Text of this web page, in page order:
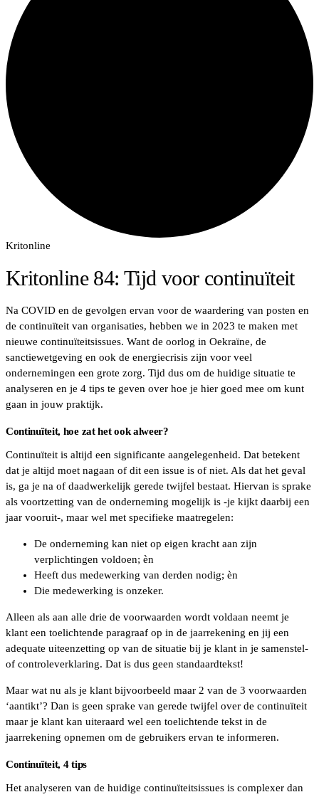
Kritonline
Kritonline 84: Tijd voor continuïteit
Na COVID en de gevolgen ervan voor de waardering van posten en
de continuïteit van organisaties, hebben we in 2023 te maken met
nieuwe continuïteitsissues. Want de oorlog in Oekraïne, de
sanctiewetgeving en ook de energiecrisis zijn voor veel
ondernemingen een grote zorg. Tijd dus om de huidige situatie te
analyseren en je 4 tips te geven over hoe je hier goed mee om kunt
gaan in jouw praktijk.
Continuïteit, hoe zat het ook alweer?
Continuïteit is altijd een significante aangelegenheid. Dat betekent
dat je altijd moet nagaan of dit een issue is of niet. Als dat het geval
is, ga je na of daadwerkelijk gerede twijfel bestaat. Hiervan is sprake
als voortzetting van de onderneming mogelijk is -je kijkt daarbij een
jaar vooruit-, maar wel met specifieke maatregelen:
De onderneming kan niet op eigen kracht aan zijn
verplichtingen voldoen; èn
Heeft dus medewerking van derden nodig; èn
Die medewerking is onzeker.
Alleen als aan alle drie de voorwaarden wordt voldaan neemt je
klant een toelichtende paragraaf op in de jaarrekening en jij een
adequate uiteenzetting op van de situatie bij je klant in je samenstel-
of controleverklaring. Dat is dus geen standaardtekst!
Maar wat nu als je klant bijvoorbeeld maar 2 van de 3 voorwaarden
‘aantikt’? Dan is geen sprake van gerede twijfel over de continuïteit
maar je klant kan uiteraard wel een toelichtende tekst in de
jaarrekening opnemen om de gebruikers ervan te informeren.
Continuïteit, 4 tips
Het analyseren van de huidige continuïteitsissues is complexer dan